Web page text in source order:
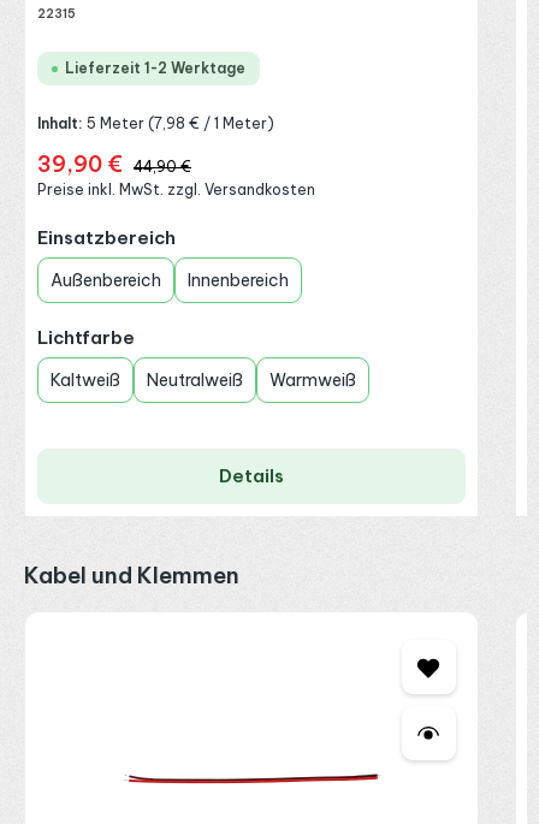
22315
Lieferzeit 1-2 Werktage
Inhalt:5 Meter(7,98 € / 1 Meter)
Verkaufspreis:
39,90 € Regulärer Preis:
44,90 €
Preise inkl. MwSt. zzgl. Versandkosten
Einsatzbereich
Außenbereich Innenbereich
Lichtfarbe
Kaltweiß Neutralweiß Warmweiß
Details
Produktgalerie überspringen
Kabel und Klemmen